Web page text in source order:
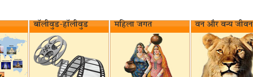
बॉलीवुड-हॉलीवुड महिला जगत वन और वन्य जीवन‌